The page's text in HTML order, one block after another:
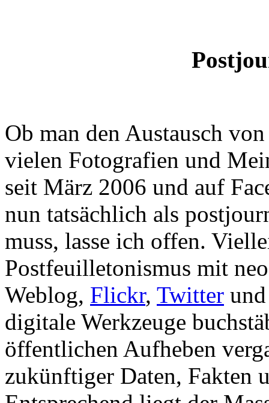
Ob man den Austausch
vielen Fotografien und
seit März 2006 und auf
nun tatsächlich als
muss, lasse ich offen.
Postfeuilletonismus mit
Weblog, Flickr, Twitter
digitale Werkzeuge
öffentlichen Aufheben
zukünftiger Daten, Fakten